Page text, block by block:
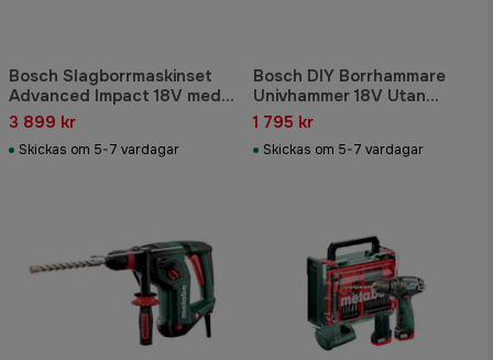
Bosch Slagborrmaskinset
Advanced Impact 18V med
Batterier 2,5Ah
3 899 kr
Skickas om 5-7 vardagar
Bosch DIY Borrhammare
Univhammer 18V Utan
batteri och laddare Sre Adp
1 795 kr
Skickas om 5-7 vardagar